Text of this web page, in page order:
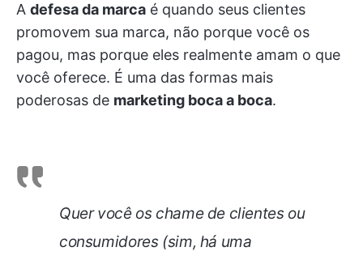
A defesa da marca é quando seus clientes
promovem sua marca, não porque você os
pagou, mas porque eles realmente amam o que
você oferece. É uma das formas mais
poderosas de marketing boca a boca.
Quer você os chame de clientes ou
consumidores (sim, há uma